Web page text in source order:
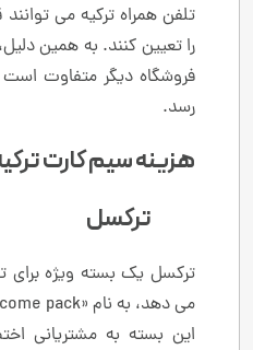
تلفن همراه ترکیه می
را تعیین کنند. به همین
رسد.
هزینه سیم کارت
ترکسل
ترکسل یک بسته ویژه برای
می دهد، به نام «tourist welcome pack».
این بسته به مشتریانی